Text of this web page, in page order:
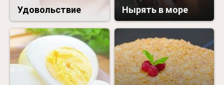
Удовольствие Нырять в море